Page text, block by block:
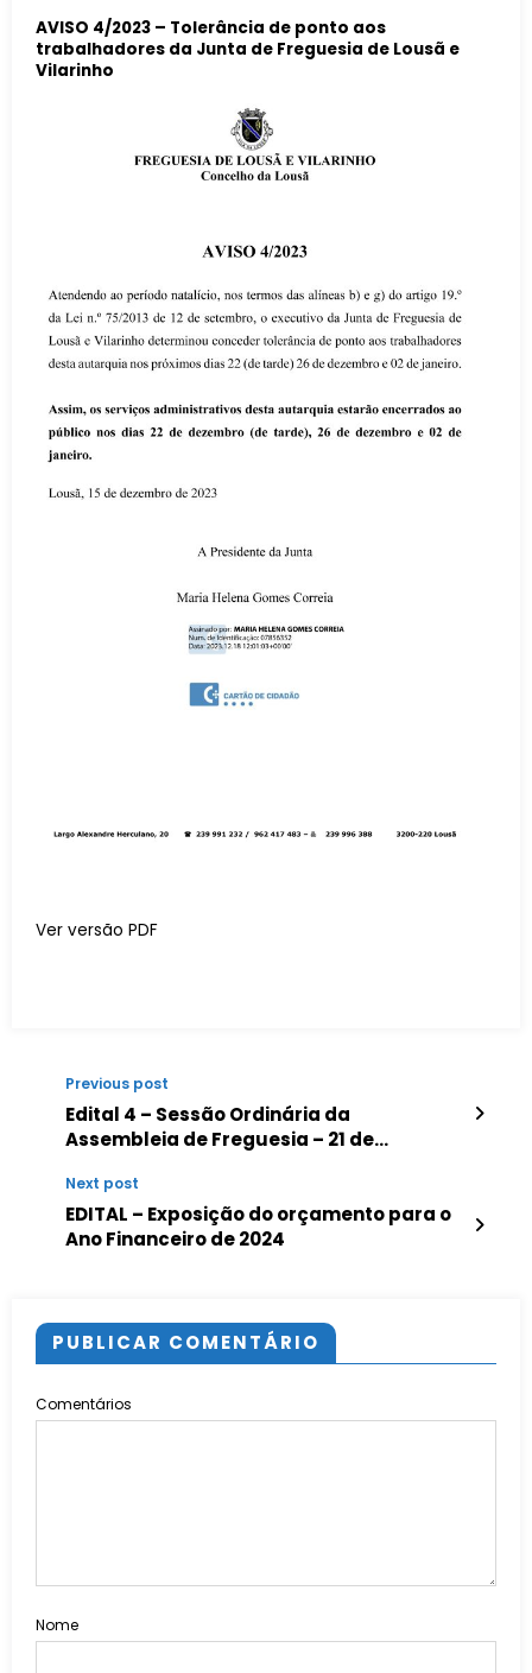
AVISO 4/2023 – Tolerância de ponto aos
trabalhadores da Junta de Freguesia de Lousã e
Vilarinho
Ver versão PDF
Previous post
Edital 4 – Sessão Ordinária da
Assembleia de Freguesia – 21 de
Next post
EDITAL – Exposição do orçamento para o
Ano Financeiro de 2024
PUBLICAR COMENTÁRIO
Comentários
Nome